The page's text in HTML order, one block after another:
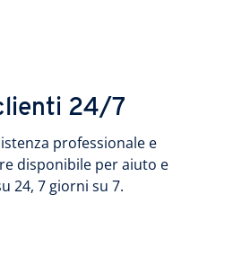
24/7
professionale e
disponibile per aiuto e
24, 7 giorni su 7.